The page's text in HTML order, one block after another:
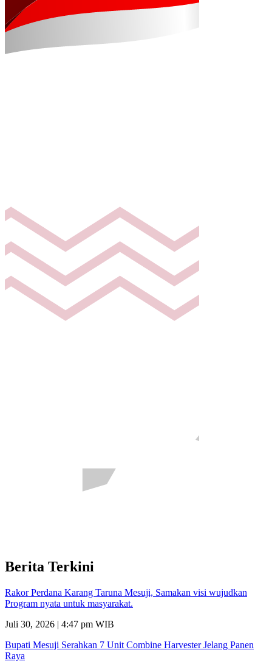
Berita Terkini
Rakor Perdana Karang Taruna Mesuji, Samakan visi wujudkan
Program nyata untuk masyarakat.
Juli 30, 2026 | 4:47 pm WIB
Bupati Mesuji Serahkan 7 Unit Combine Harvester Jelang Panen
Raya